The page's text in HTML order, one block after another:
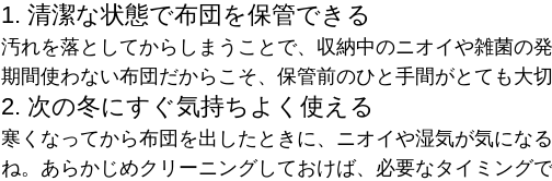
1. 清潔な状態で布団を保管できる
汚れを落としてからしまうことで、収納中のニオイや雑菌の
期間使わない布団だからこそ、保管前のひと手間がとても大切
2. 次の冬にすぐ気持ちよく使える
寒くなってから布団を出したときに、ニオイや湿気が気にな
ね。あらかじめクリーニングしておけば、必要なタイミング